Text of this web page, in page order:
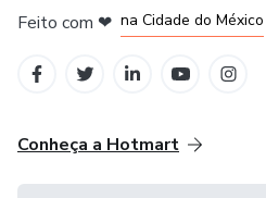
Feito com ❤ na Cidade do México
Conheça a Hotmart